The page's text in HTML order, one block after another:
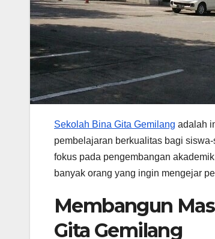
Sekolah Bina Gita Gemilang adalah
pembelajaran berkualitas bagi
fokus pada pengembangan
banyak orang yang ingin mengejar
Membangun
Gita Gemilang